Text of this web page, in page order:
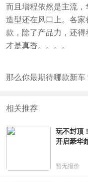
而且增程依然是主流，
造型还在风口上。各
款，除了产品力，还
才是真香。。。。
那么你最期待哪款新车
相关推荐
玩不封顶
开启豪华
暂无报价